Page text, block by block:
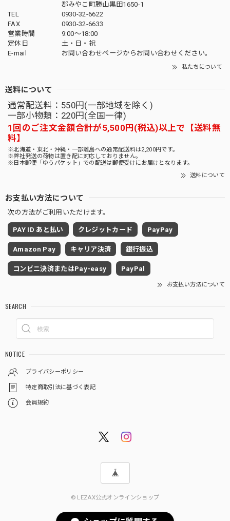
郡みやこ町勝山黒田1650-1
TEL
0930-32-6622
FAX
0930-32-6633
営業時間
9:00〜18:00
定休日
土・日・祝
E-mail
お問い合わせページからお問い合わせください。
私たちについて
送料について
通常配送料：550円(一部地域を除く)
一部小物類：220円(全国一律)
1回のご注文金額合計が5,500円(税込)以上で【送料無
料】
※北海道・東北・沖縄・一部離島への通常配送料は2,200円です。
※弊社発送の荷物は置き配に対応しておりません。
※日本郵便「ゆうパケット」での配送は郵便受けにお届けとなります。
送料について
お支払い方法について
次の方法がご利用いただけます。
PAY ID あと払い クレジットカード PayPay
Amazon Pay キャリア決済 銀行振込
コンビニ決済またはPay-easy PayPal
お支払い方法について
SEARCH
NOTICE
プライバシーポリシー
特定商取引法に基づく表記
会員規約
© LEZAX公式オンラインショップ